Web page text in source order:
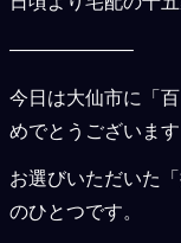
——————–
今日は大仙市に「
めでとうございます
お選びいただいた
のひとつです。